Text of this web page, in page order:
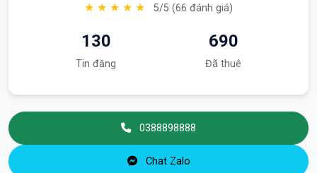
★ ★ ★ ★ ★ 5/5 (66 đánh giá)
130
Tin đăng
690
Đã thuê
0388898888
Chat Zalo